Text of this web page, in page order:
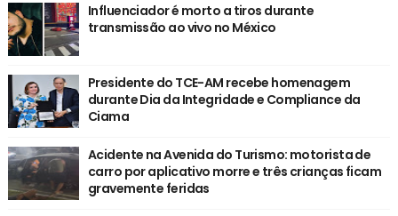
Influenciador é morto a tiros durante
transmissão ao vivo no México
Presidente do TCE-AM recebe homenagem
durante Dia da Integridade e Compliance da
Ciama
Acidente na Avenida do Turismo: motorista de
carro por aplicativo morre e três crianças ficam
gravemente feridas